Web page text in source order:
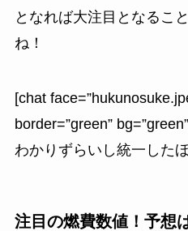
となれば大注目となるこ
ね！
[chat
border=”green”
わかりずらいし統一した
注目の燃費数値！予想